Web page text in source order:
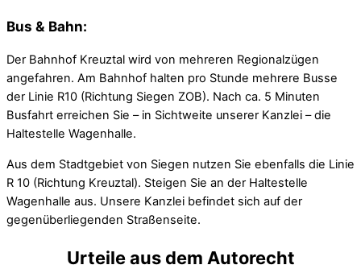
Bus & Bahn:
Der Bahnhof Kreuztal wird von mehreren Regionalzügen
angefahren. Am Bahnhof halten pro Stunde mehrere Busse
der Linie R10 (Richtung Siegen ZOB). Nach ca. 5 Minuten
Busfahrt erreichen Sie – in Sichtweite unserer Kanzlei – die
Haltestelle Wagenhalle.
Aus dem Stadtgebiet von Siegen nutzen Sie ebenfalls die Linie
R 10 (Richtung Kreuztal). Steigen Sie an der Haltestelle
Wagenhalle aus. Unsere Kanzlei befindet sich auf der
gegenüberliegenden Straßenseite.
Urteile aus dem Autorecht